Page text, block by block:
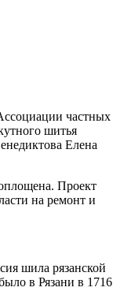
частных
шитья
Елена
Проект
на ремонт и
шила рязанской
в Рязани в 1716